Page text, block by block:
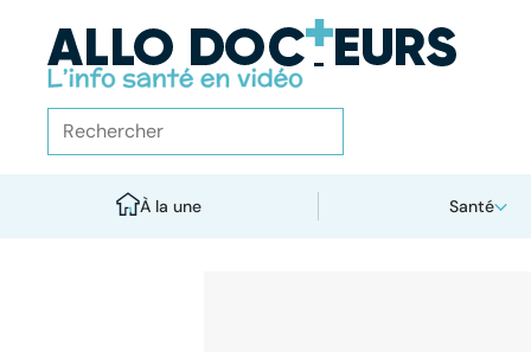
À la une Santé